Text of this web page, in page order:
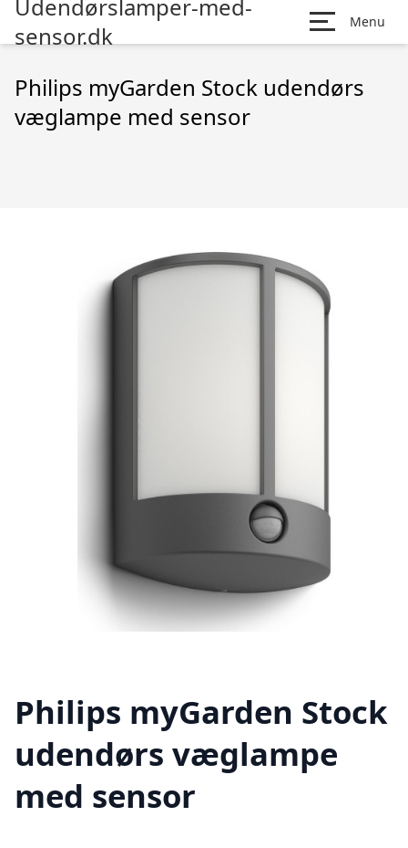
Udendørslamper-med-
sensor.dk
Menu
Philips myGarden Stock udendørs
væglampe med sensor
Philips myGarden Stock
udendørs væglampe
med sensor